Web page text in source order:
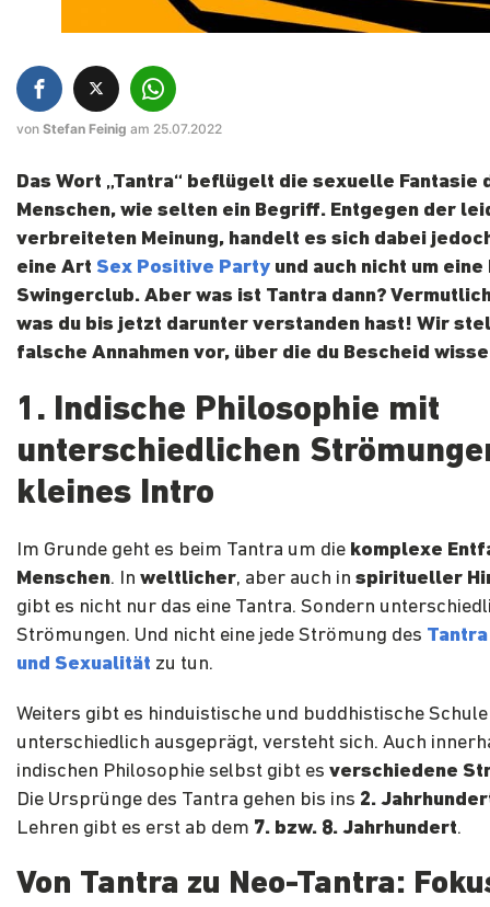
von Stefan Feinig am 25.07.2022
Das Wort „Tantra“ beflügelt die sexuelle Fantasie
Menschen, wie selten ein Begriff. Entgegen der
verbreiteten Meinung, handelt es sich dabei
eine Art Sex Positive Party und auch nicht um eine
Swingerclub. Aber was ist Tantra dann?
was du bis jetzt darunter verstanden hast! Wir
falsche Annahmen vor, über die du Bescheid
1. Indische Philosophie mit
unterschiedlichen
kleines Intro
Im Grunde geht es beim Tantra um die komplexe
Menschen. In weltlicher, aber auch in spiritueller
gibt es nicht nur das eine Tantra. Sondern
Strömungen. Und nicht eine jede Strömung des
und Sexualität zu tun.
Weiters gibt es hinduistische und buddhistische
unterschiedlich ausgeprägt, versteht sich. Auch
indischen Philosophie selbst gibt es verschiedene
Die Ursprünge des Tantra gehen bis ins 2.
Lehren gibt es erst ab dem 7. bzw. 8. Jahrhundert.
Von Tantra zu Neo-Tantra: